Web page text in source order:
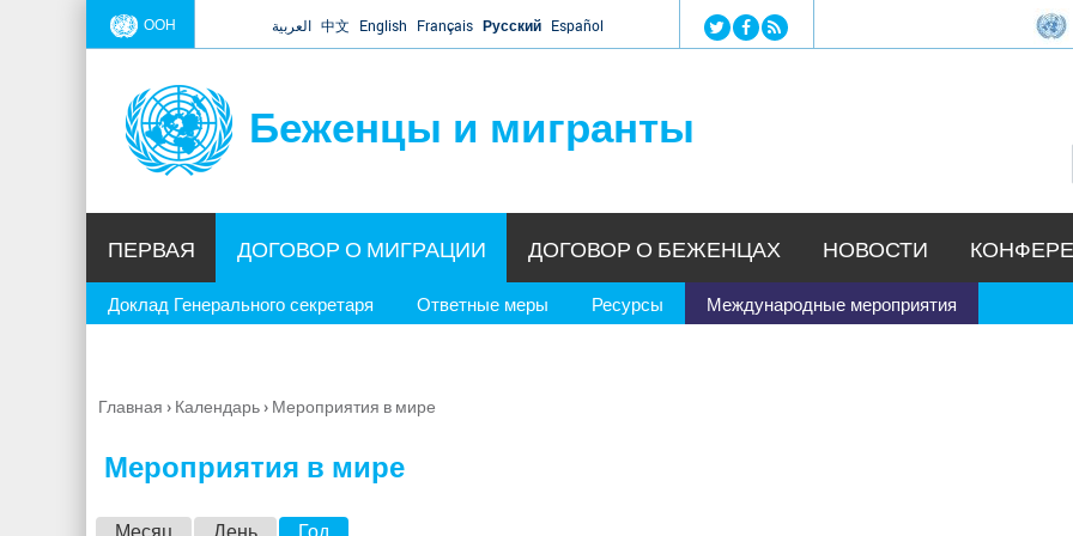
Jump to navigation
ООН العربية 中文 English Français Русский Español
Беженцы и мигранты
ПЕРВАЯ ДОГОВОР О МИГРАЦИИ
Доклад Генерального секретаря Ответные меры Ресурсы Международные мероприятия
ДОГОВОР О БЕЖЕНЦАХ НОВОСТИ
Вы
Главная › Календарь› Мероприятия в мире
Мероприятия в мире